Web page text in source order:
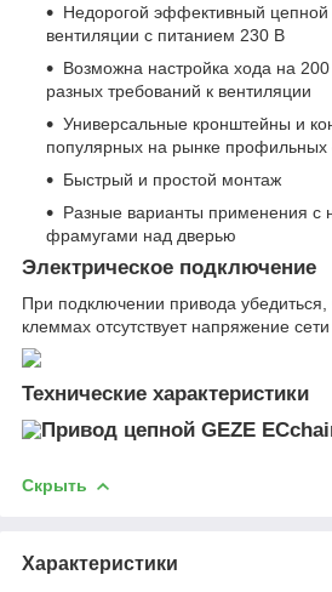
Недорогой эффективный цепной
вентиляции с питанием 230 В
Возможна настройка хода на
разных требований к вентиляции
Универсальные кронштейны и
популярных на рынке профильных
Быстрый и простой монтаж
Разные варианты применения с
фрамугами над дверью
Электрическое подключение
При подключении привода
клеммах отсутствует напряжение сети
Технические характеристики
Скрыть
Характеристики